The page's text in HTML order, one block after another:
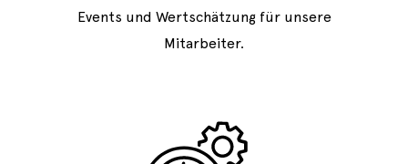
Events und Wertschätzung für unsere
Mitarbeiter.